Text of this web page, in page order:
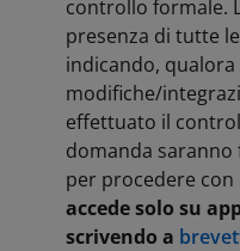
controllo formale.
presenza di tutte
indicando,
modifiche/
effettuato il
domanda
per procedere con
accede solo su
scrivendo a